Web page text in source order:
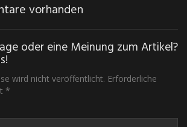
vorhanden
oder eine Meinung zum Artikel?
wird nicht veröffentlicht. Erforderliche
*